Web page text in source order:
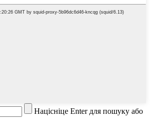
Націсніце Enter для пошуку або